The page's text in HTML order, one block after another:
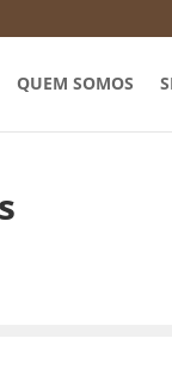
QUEM SOMOS